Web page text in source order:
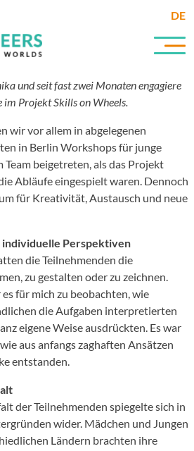
DE
und seit fast zwei Monaten engagiere
Projekt Skills on Wheels.
wir vor allem in abgelegenen
in Berlin Workshops für junge
Team beigetreten, als das Projekt
Abläufe eingespielt waren. Dennoch
für Kreativität, Austausch und neue
Perspektiven
die Teilnehmenden die
zu gestalten oder zu zeichnen.
für mich zu beobachten, wie
die Aufgaben interpretierten
eigene Weise ausdrückten. Es war
aus anfangs zaghaften Ansätzen
entstanden.
der Teilnehmenden spiegelte sich in
wider. Mädchen und Jungen
Ländern brachten ihre